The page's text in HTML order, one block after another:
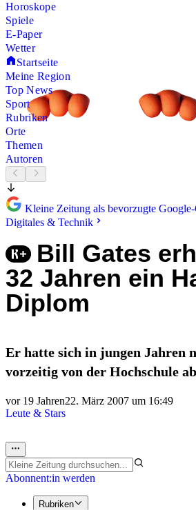
Horoskope
Spiele
E-Paper
Wetter
Startseite
Meine Region
Top News
Sport
Rubriken
Orte
Themen
Autoren
Kleine Zeitung als bevorzugte
Digitales & Technik
Bill Gates
32 Jahren ein
Diplom
Er hatte sich in jungen Jahren
vorzeitig von der Hochschule
vor 19 Jahren22. März 2007 um 16:49
Leute & Stars
Abonnent:in werden
Rubriken